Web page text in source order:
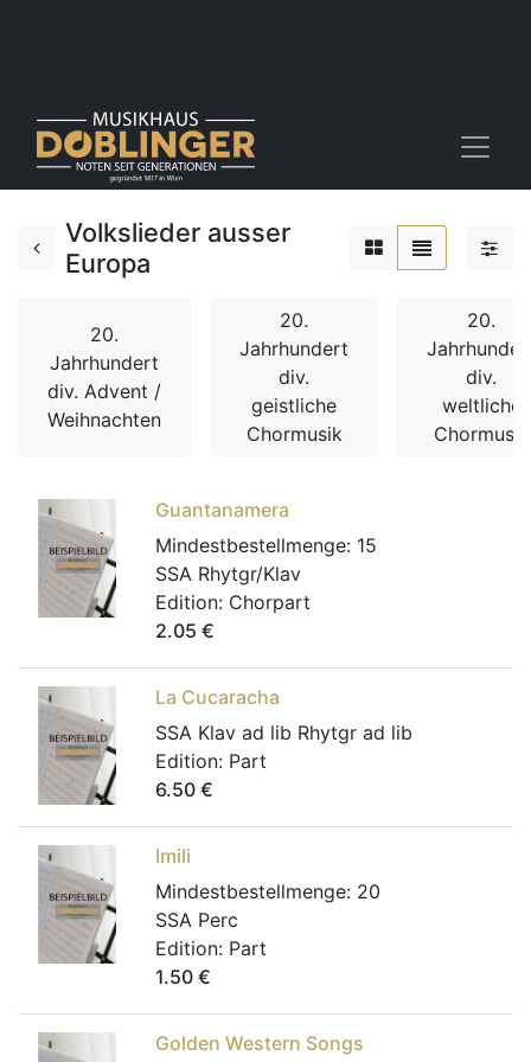
Volkslieder ausser
Europa
20.
Jahrhundert
div. Advent /
Weihnachten
20.
Jahrhundert
div.
geistliche
Chormusik
20.
div.
weltliche
Chormusik
Guantanamera
Mindestbestellmenge: 15
SSA Rhytgr/Klav
Edition: Chorpart
2.05 €
La Cucaracha
SSA Klav ad lib Rhytgr ad lib
Edition: Part
6.50 €
Imili
Mindestbestellmenge: 20
SSA Perc
Edition: Part
1.50 €
Golden Western Songs